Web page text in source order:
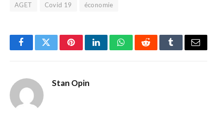
AGET Covid 19 économie
FacebookTwitterPinterestLinkedInWhatsAppRedditTumblrEmail
Stan Opin